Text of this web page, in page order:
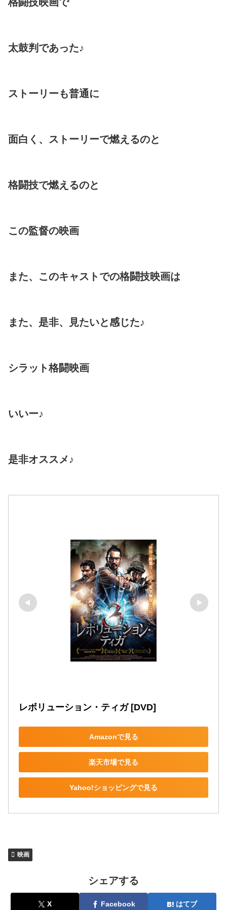
太鼓判であった♪
ストーリーも普通に
面白く、ストーリーで燃えるのと
格闘技で燃えるのと
この監督の映画
また、このキャストでの格闘技映画は
また、是非、見たいと感じた♪
シラット格闘映画
いいー♪
是非オススメ♪
レボリューション・ティガ [DVD]
Amazonで見る
楽天市場で見る
Yahoo!ショッピングで見る
映画
シェアする
X Facebook はてブ